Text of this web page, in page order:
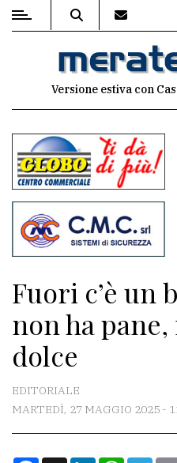
MENU
commenti
Contenuti
del
sito
Associazioni
Meteo
CONTATTI
Versione estiva con
Fuori c’è un
non ha
dolce
EDITORIALE
MARTEDÌ, 27 MAGGIO 2025 -